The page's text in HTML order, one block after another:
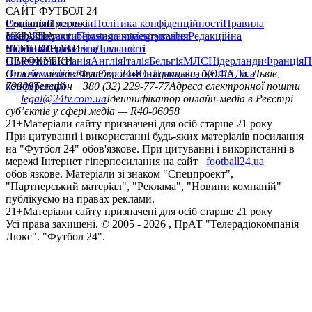
САЙТ ФУТБОЛ 24
РедакціяПрогнозиПолітика конфіденційностіПравила
сайтуКонтактиПравила коментуванняРедакційна
політикаСтруктура власності
Соціальні мережі
facebookxyoutubeinstagramtelegramviber
УКРАЇНА
УкраїнаПерша лігаДруга ліга
ЧЕМПІОНАТИ
НімеччинаІспаніяАнгліяІталіяБельгіяМЛСНідерландиФранція
ЄВРОКУБКИ
Ліга чемпіонівЛіга ЄвропиЮнацька ліга УЄФАЛіга
конференцій
Онлайн-медіа «Футбол 24»пл. Галицька, буд. 15, м. Львів,
79008Телефон +380 (32) 229-77-77Адреса електронної пошти
— legal@24tv.com.uaІдентифікатор онлайн-медіа в Реєстрі
суб’єктів у сфері медіа — R40-06058
21+Матеріали сайту призначені для осіб старше 21 року
При цитуванні і використанні будь-яких матеріалів посилання
на "Футбол 24" обов'язкове. При цитуванні і використанні в
мережі Інтернет гіперпосилання на сайт
football24.ua
обов'язкове. Матеріали зі знаком "Спецпроект",
"Партнерський матеріал", "Реклама", "Новини компаній"
публікуємо на правах реклами.
21+Матеріали сайту призначені для осіб старше 21 року
Усi права захищенi. © 2005 - 2026 , ПрАТ "Телерадіокомпанія
Люкс". "Футбол 24".